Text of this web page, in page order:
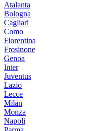
Atalanta
Bologna
Cagliari
Como
Fiorentina
Frosinone
Genoa
Inter
Juventus
Lazio
Lecce
Milan
Monza
Napoli